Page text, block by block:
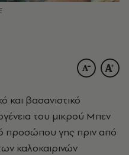
και βασανιστικό
του μικρού Μπεν
προσώπου γης πριν από
καλοκαιρινών